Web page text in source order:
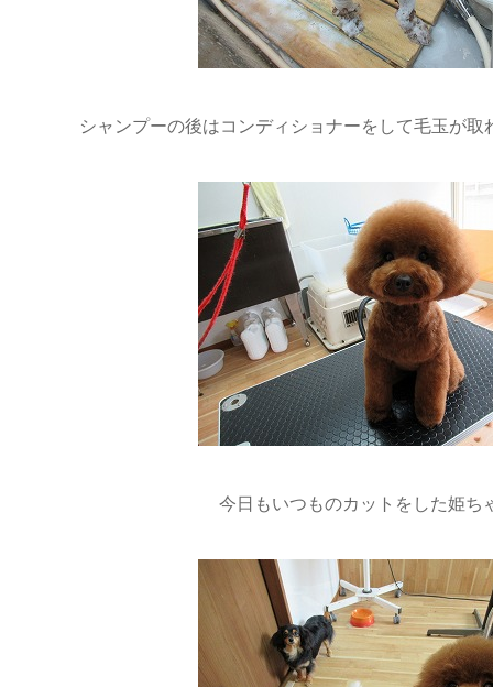
シャンプーの後はコンディショナーをして毛玉が
今日もいつものカットをした姫ち